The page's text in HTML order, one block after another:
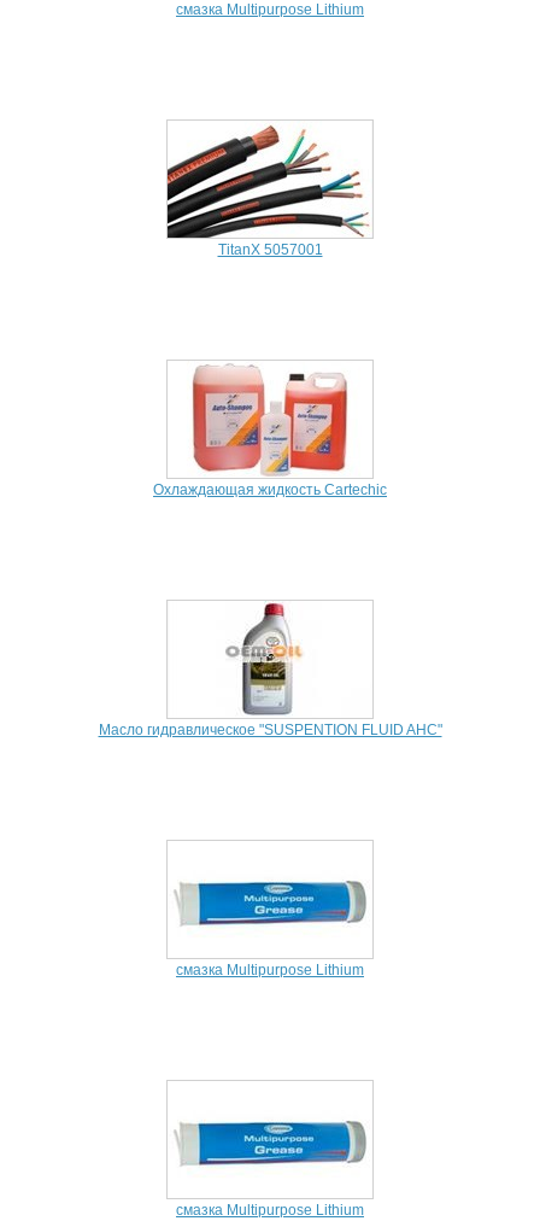
смазка Multipurpose Lithium
TitanX 5057001
Охлаждающая жидкость Cartechic
Масло гидравлическое "SUSPENTION FLUID AHC"
смазка Multipurpose Lithium
смазка Multipurpose Lithium